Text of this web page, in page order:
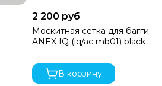
2 200 руб
Москитная сетка для багги
ANEX IQ (iq/ac mb01) black
В корзину